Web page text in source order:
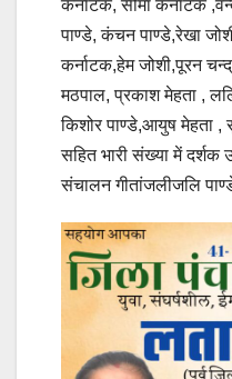
कर्नाटक, सीमा कर्नाटक
पाण्डे, कंचन पाण्डे,रेखा
कर्नाटक,हेम जोशी,पूरन
मठपाल, प्रकाश मेहता ,
किशोर पाण्डे,आयुष मेहता ,
सहित भारी संख्या में दर्शक
संचालन गीतांजलीजलि पाण्डे